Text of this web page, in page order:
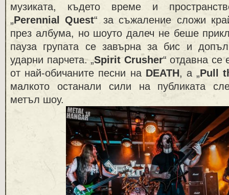
музиката, където време и
„Perennial Quest“ за съжаление сложи
през албума, но шоуто далеч не беше
пауза групата се завърна за бис и
ударни парчета. „Spirit Crusher“ отдавна се
от най-обичаните песни наDEATH, а „Pull
малкото останали сили на публиката
метъл шоу.